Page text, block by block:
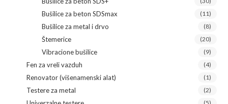
Bušilice za beton SDSmax (11)
Bušilice za metal i drvo (8)
Štemerice (20)
Vibracione bušilice (9)
Fen za vreli vazduh (4)
Renovator (višenamenski alat) (1)
Testere za metal (2)